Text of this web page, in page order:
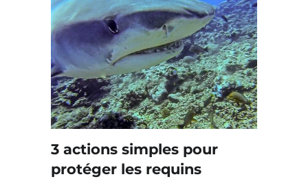
3 actions simples pour
protéger les requins